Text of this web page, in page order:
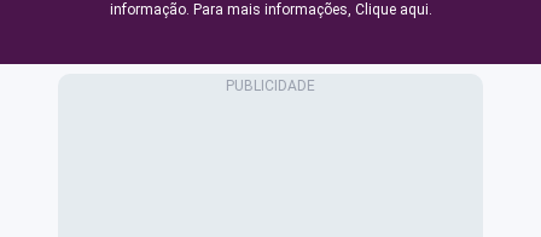
informação. Para mais informações, Clique aqui.